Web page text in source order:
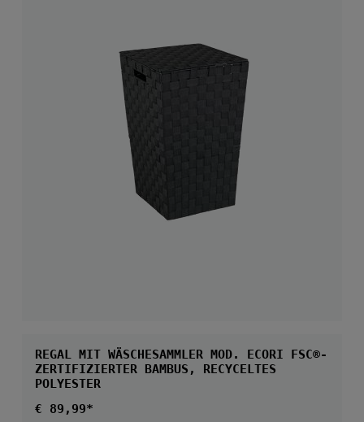
REGAL MIT WÄSCHESAMMLER MOD. ECORI FSC®-
ZERTIFIZIERTER BAMBUS, RECYCELTES
POLYESTER
Regulärer Preis:
€ 89,99*